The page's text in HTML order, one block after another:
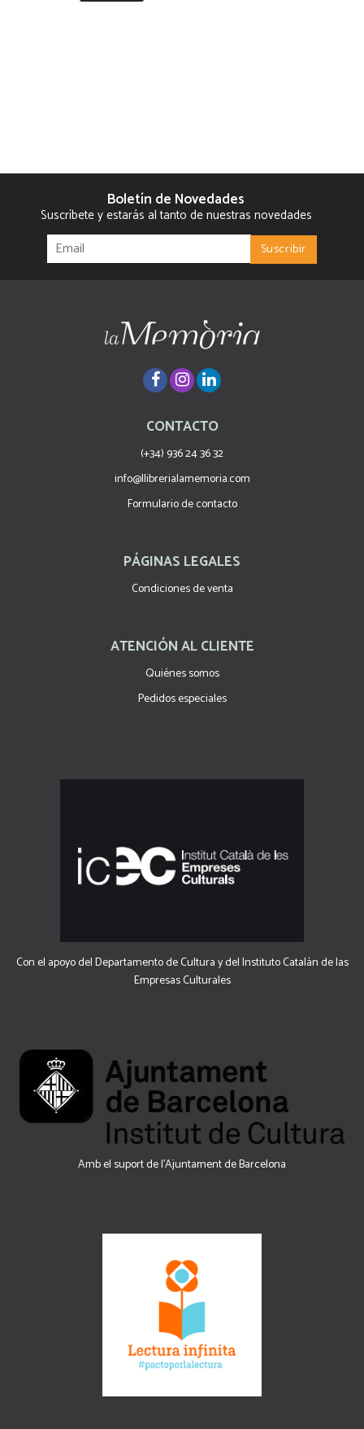
Boletín de Novedades
Suscríbete y estarás al tanto de nuestras novedades
CONTACTO
(+34) 936 24 36 32
info@llibrerialamemoria.com
Formulario de contacto
PÁGINAS LEGALES
Condiciones de venta
ATENCIÓN AL CLIENTE
Quiénes somos
Pedidos especiales
Con el apoyo del Departamento de Cultura y del Instituto Catalán de las
Empresas Culturales
Amb el suport de l’Ajuntament de Barcelona